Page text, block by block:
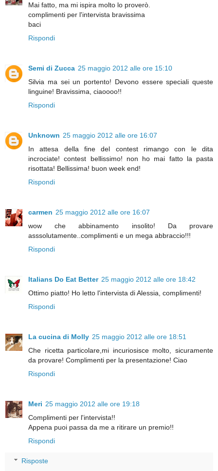
Mai fatto, ma mi ispira molto lo proverò.
complimenti per l'intervista bravissima
baci
Rispondi
Semi di Zucca 25 maggio 2012 alle ore 15:10
Silvia ma sei un portento! Devono essere speciali queste
linguine! Bravissima, ciaoooo!!
Rispondi
Unknown 25 maggio 2012 alle ore 16:07
In attesa della fine del contest rimango con le dita
incrociate! contest bellissimo! non ho mai fatto la pasta
risottata! Bellissima! buon week end!
Rispondi
carmen 25 maggio 2012 alle ore 16:07
wow che abbinamento insolito! Da provare
asssolutamente..complimenti e un mega abbraccio!!!
Rispondi
Italians Do Eat Better 25 maggio 2012 alle ore 18:42
Ottimo piatto! Ho letto l'intervista di Alessia, complimenti!
Rispondi
La cucina di Molly 25 maggio 2012 alle ore 18:51
Che ricetta particolare,mi incuriosisce molto, sicuramente
da provare! Complimenti per la presentazione! Ciao
Rispondi
Meri 25 maggio 2012 alle ore 19:18
Complimenti per l'intervista!!
Appena puoi passa da me a ritirare un premio!!
Rispondi
Risposte